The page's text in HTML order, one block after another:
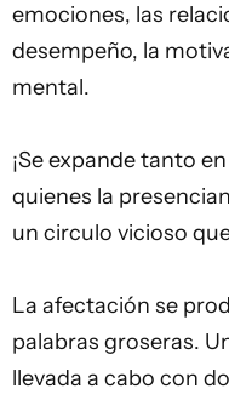
emociones, las
desempeño, la
mental.
¡Se expande tanto
quienes la
un circulo vicioso
La afectación se
palabras groseras.
llevada a cabo con